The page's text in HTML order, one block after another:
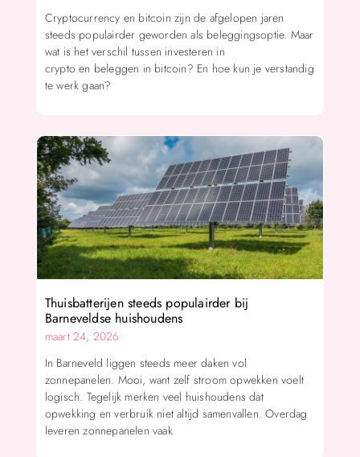
Cryptocurrency en bitcoin zijn de afgelopen jaren
steeds populairder geworden als beleggingsoptie. Maar
wat is het verschil tussen investeren in
crypto en beleggen in bitcoin? En hoe kun je verstandig
te werk gaan?
Thuisbatterijen steeds populairder bij
Barneveldse huishoudens
maart 24, 2026
In Barneveld liggen steeds meer daken vol
zonnepanelen. Mooi, want zelf stroom opwekken voelt
logisch. Tegelijk merken veel huishoudens dat
opwekking en verbruik niet altijd samenvallen. Overdag
leveren zonnepanelen vaak